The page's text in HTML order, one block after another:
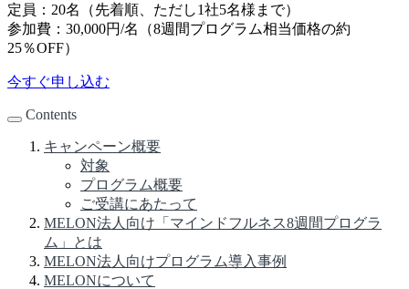
定員：20名（先着順、ただし1社5名様まで）
参加費：30,000円/名（8週間プログラム相当価格の約
25％OFF）
今すぐ申し込む
Contents
キャンペーン概要
対象
プログラム概要
ご受講にあたって
MELON法人向け「マインドフルネス8週間プログラ
ム」とは
MELON法人向けプログラム導入事例
MELONについて